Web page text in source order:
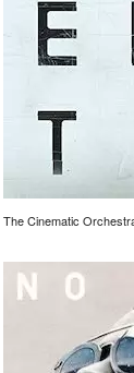
The Cinematic